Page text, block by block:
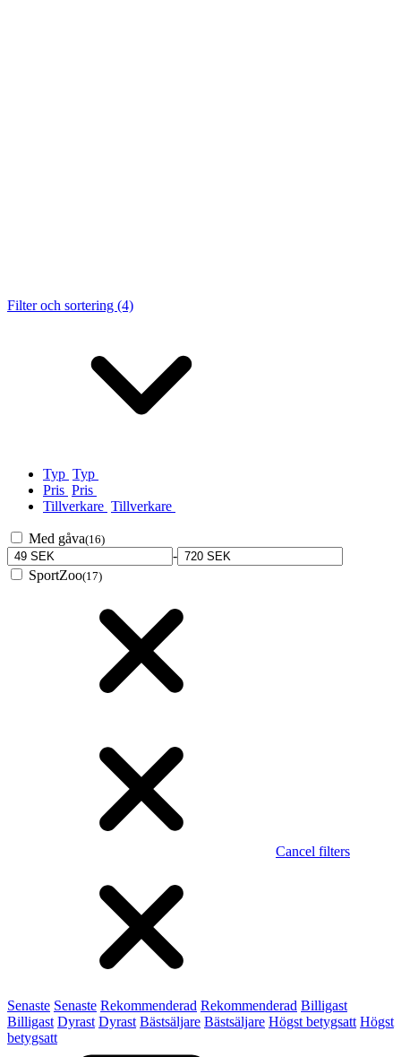
Filter och sortering (4)
Typ Typ
Pris Pris
Tillverkare Tillverkare
Med gåva(16)
-
SportZoo(17)
Cancel filters
Senaste Senaste Rekommenderad Rekommenderad Billigast
Billigast Dyrast Dyrast Bästsäljare Bästsäljare Högst betygsatt Högst
betygsatt